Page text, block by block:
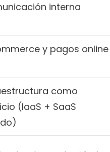
interna
y pagos online
como
(IaaS + SaaS